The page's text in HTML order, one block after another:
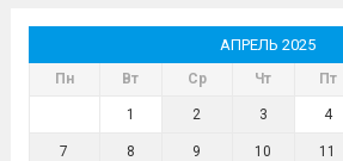
АПРЕЛЬ 2025
Пн Вт Ср Чт Пт
1 2 3 4
7 8 9 10 11